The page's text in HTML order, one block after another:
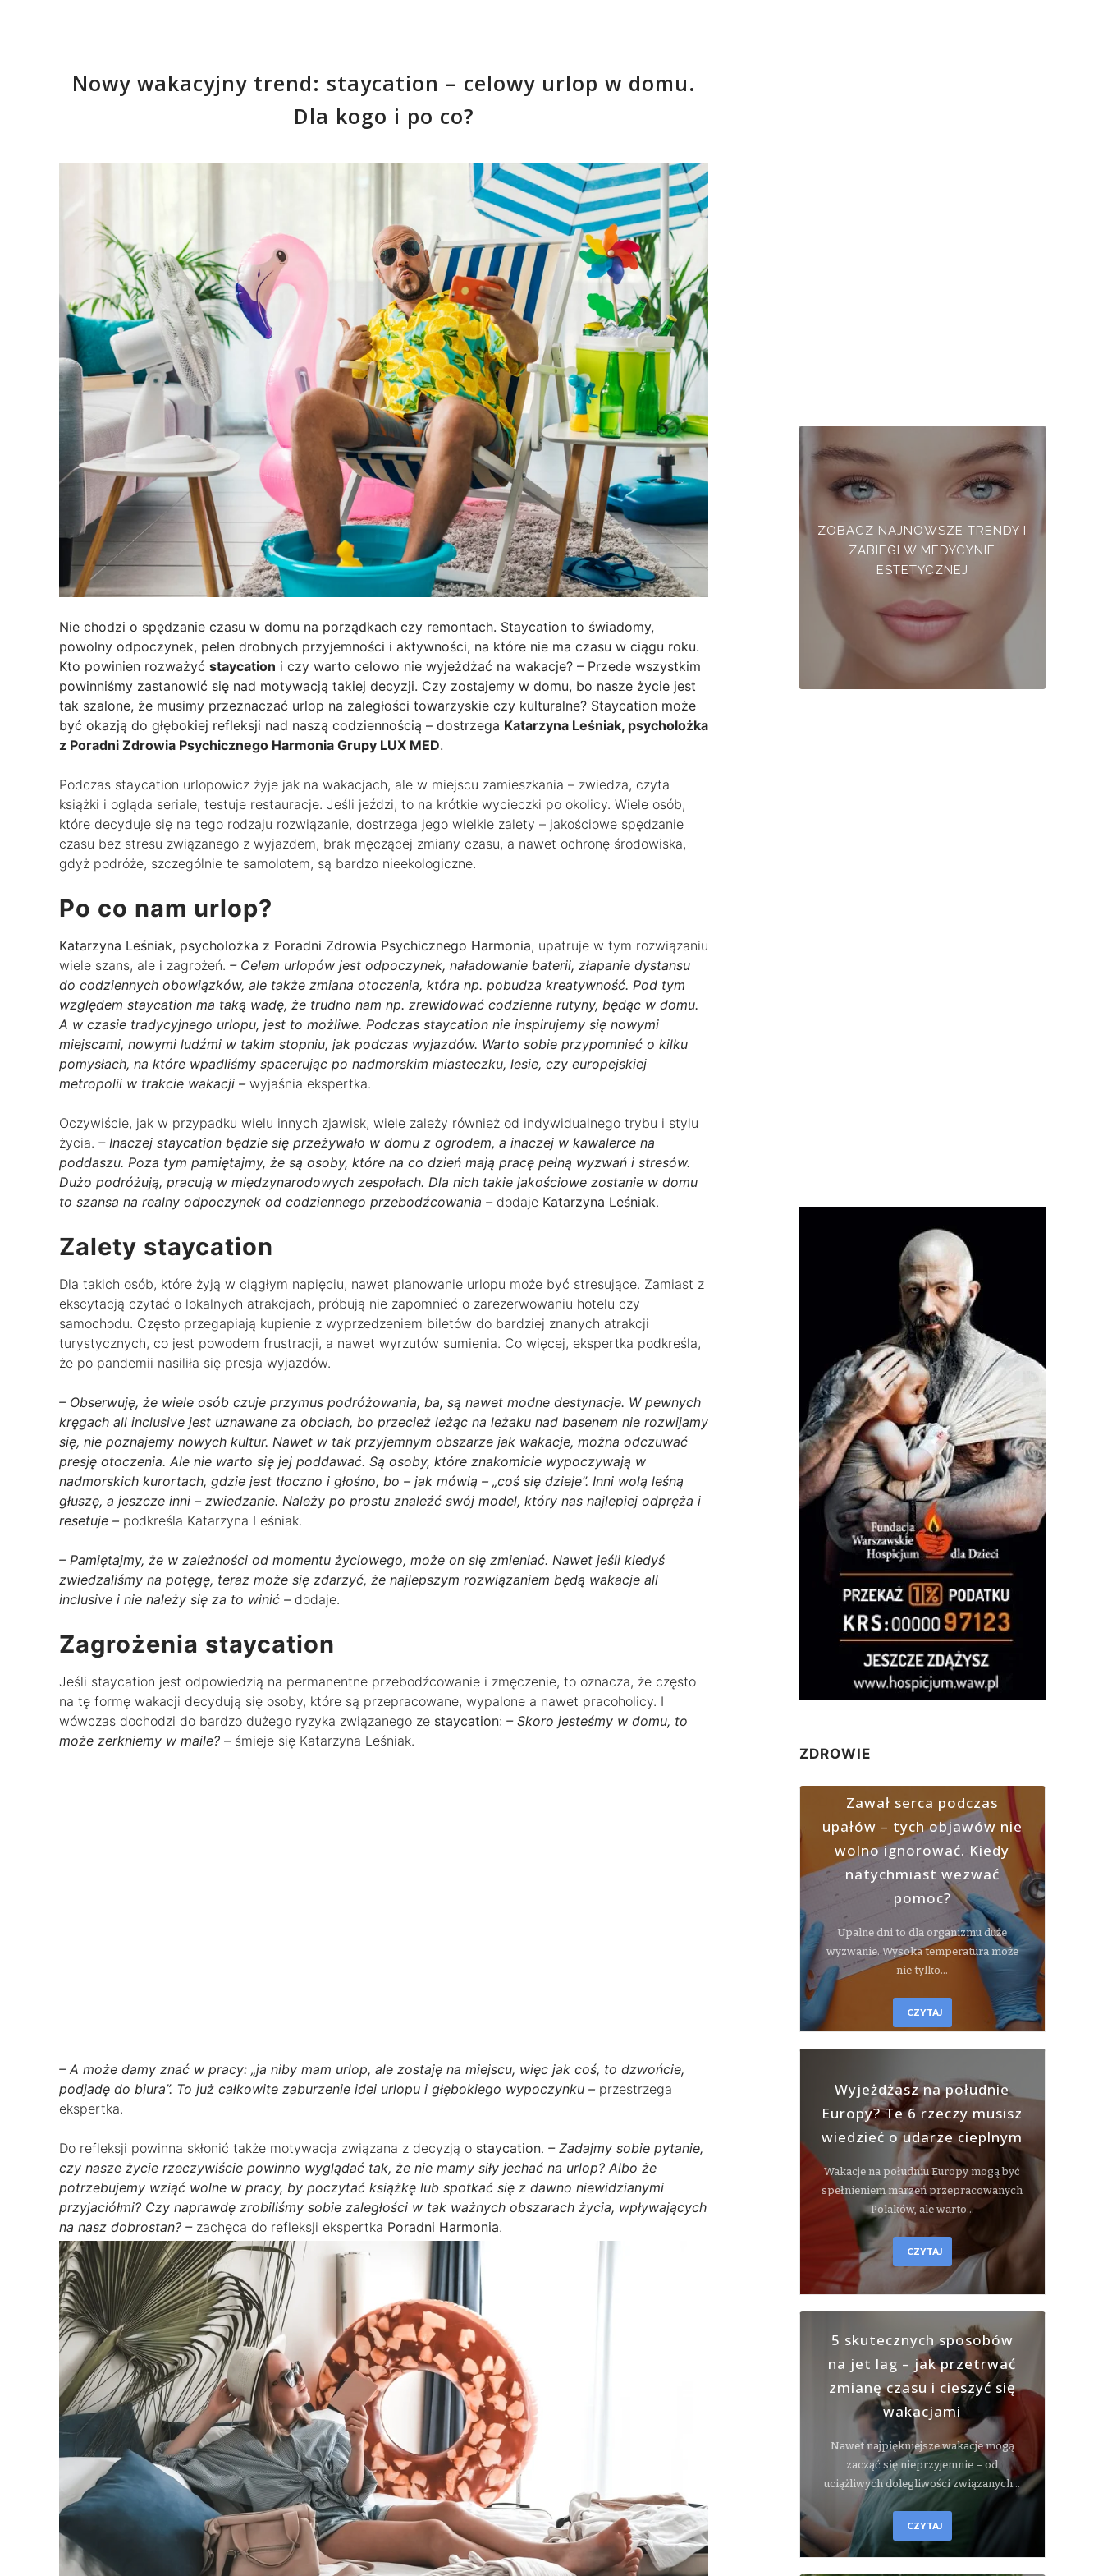
Nowy wakacyjny trend: staycation – celowy urlop w domu.
Dla kogo i po co?
Nie chodzi o spędzanie czasu w domu na porządkach czy remontach. Staycation to świadomy,
powolny odpoczynek, pełen drobnych przyjemności i aktywności, na które nie ma czasu w ciągu roku.
Kto powinien rozważyć staycation i czy warto celowo nie wyjeżdżać na wakacje? – Przede wszystkim
powinniśmy zastanowić się nad motywacją takiej decyzji. Czy zostajemy w domu, bo nasze życie jest
tak szalone, że musimy przeznaczać urlop na zaległości towarzyskie czy kulturalne? Staycation może
być okazją do głębokiej refleksji nad naszą codziennością – dostrzega Katarzyna Leśniak, psycholożka
z Poradni Zdrowia Psychicznego Harmonia Grupy LUX MED.
Podczas staycation urlopowicz żyje jak na wakacjach, ale w miejscu zamieszkania – zwiedza, czyta
książki i ogląda seriale, testuje restauracje. Jeśli jeździ, to na krótkie wycieczki po okolicy. Wiele osób,
które decyduje się na tego rodzaju rozwiązanie, dostrzega jego wielkie zalety – jakościowe spędzanie
czasu bez stresu związanego z wyjazdem, brak męczącej zmiany czasu, a nawet ochronę środowiska,
gdyż podróże, szczególnie te samolotem, są bardzo nieekologiczne.
Po co nam urlop?
Katarzyna Leśniak, psycholożka z Poradni Zdrowia Psychicznego Harmonia, upatruje w tym rozwiązaniu
wiele szans, ale i zagrożeń. – Celem urlopów jest odpoczynek, naładowanie baterii, złapanie dystansu
do codziennych obowiązków, ale także zmiana otoczenia, która np. pobudza kreatywność. Pod tym
względem staycation ma taką wadę, że trudno nam np. zrewidować codzienne rutyny, będąc w domu.
A w czasie tradycyjnego urlopu, jest to możliwe. Podczas staycation nie inspirujemy się nowymi
miejscami, nowymi ludźmi w takim stopniu, jak podczas wyjazdów. Warto sobie przypomnieć o kilku
pomysłach, na które wpadliśmy spacerując po nadmorskim miasteczku, lesie, czy europejskiej
metropolii w trakcie wakacji – wyjaśnia ekspertka.
Oczywiście, jak w przypadku wielu innych zjawisk, wiele zależy również od indywidualnego trybu i stylu
życia. – Inaczej staycation będzie się przeżywało w domu z ogrodem, a inaczej w kawalerce na
poddaszu. Poza tym pamiętajmy, że są osoby, które na co dzień mają pracę pełną wyzwań i stresów.
Dużo podróżują, pracują w międzynarodowych zespołach. Dla nich takie jakościowe zostanie w domu
to szansa na realny odpoczynek od codziennego przebodźcowania – dodaje Katarzyna Leśniak.
Zalety staycation
Dla takich osób, które żyją w ciągłym napięciu, nawet planowanie urlopu może być stresujące. Zamiast z
ekscytacją czytać o lokalnych atrakcjach, próbują nie zapomnieć o zarezerwowaniu hotelu czy
samochodu. Często przegapiają kupienie z wyprzedzeniem biletów do bardziej znanych atrakcji
turystycznych, co jest powodem frustracji, a nawet wyrzutów sumienia. Co więcej, ekspertka podkreśla,
że po pandemii nasiliła się presja wyjazdów.
– Obserwuję, że wiele osób czuje przymus podróżowania, ba, są nawet modne destynacje. W pewnych
kręgach all inclusive jest uznawane za obciach, bo przecież leżąc na leżaku nad basenem nie rozwijamy
się, nie poznajemy nowych kultur. Nawet w tak przyjemnym obszarze jak wakacje, można odczuwać
presję otoczenia. Ale nie warto się jej poddawać. Są osoby, które znakomicie wypoczywają w
nadmorskich kurortach, gdzie jest tłoczno i głośno, bo – jak mówią – „coś się dzieje”. Inni wolą leśną
głuszę, a jeszcze inni – zwiedzanie. Należy po prostu znaleźć swój model, który nas najlepiej odpręża i
resetuje – podkreśla Katarzyna Leśniak.
– Pamiętajmy, że w zależności od momentu życiowego, może on się zmieniać. Nawet jeśli kiedyś
zwiedzaliśmy na potęgę, teraz może się zdarzyć, że najlepszym rozwiązaniem będą wakacje all
inclusive i nie należy się za to winić – dodaje.
Zagrożenia staycation
Jeśli staycation jest odpowiedzią na permanentne przebodźcowanie i zmęczenie, to oznacza, że często
na tę formę wakacji decydują się osoby, które są przepracowane, wypalone a nawet pracoholicy. I
wówczas dochodzi do bardzo dużego ryzyka związanego ze staycation: – Skoro jesteśmy w domu, to
może zerkniemy w maile? – śmieje się Katarzyna Leśniak.
– A może damy znać w pracy: „ja niby mam urlop, ale zostaję na miejscu, więc jak coś, to dzwońcie,
podjadę do biura”. To już całkowite zaburzenie idei urlopu i głębokiego wypoczynku – przestrzega
ekspertka.
Do refleksji powinna skłonić także motywacja związana z decyzją o staycation. – Zadajmy sobie pytanie,
czy nasze życie rzeczywiście powinno wyglądać tak, że nie mamy siły jechać na urlop? Albo że
potrzebujemy wziąć wolne w pracy, by poczytać książkę lub spotkać się z dawno niewidzianymi
przyjaciółmi? Czy naprawdę zrobiliśmy sobie zaległości w tak ważnych obszarach życia, wpływających
na nasz dobrostan? –zachęca do refleksji ekspertka Poradni Harmonia.
ZOBACZ NAJNOWSZE TRENDY I
ZABIEGI W MEDYCYNIE
ESTETYCZNEJ
ZDROWIE
Zawał serca podczas
upałów – tych objawów nie
wolno ignorować. Kiedy
natychmiast wezwać
pomoc?
Upalne dni to dla organizmu duże
wyzwanie. Wysoka temperatura może
nie tylko…
CZYTAJ
Wyjeżdżasz na południe
Europy? Te 6 rzeczy musisz
wiedzieć o udarze cieplnym
Wakacje na południu Europy mogą być
spełnieniem marzeń przepracowanych
Polaków, ale warto…
CZYTAJ
5 skutecznych sposobów
na jet lag – jak przetrwać
zmianę czasu i cieszyć się
wakacjami
Nawet najpiękniejsze wakacje mogą
zacząć się nieprzyjemnie – od
uciążliwych dolegliwości związanych…
CZYTAJ